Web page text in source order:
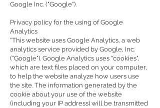
Google Inc. ("Google").
Privacy policy for the using of Google
Analytics
"This website uses Google Analytics, a web
analytics service provided by Google, Inc.
("Google"). Google Analytics uses "cookies",
which are text files placed on your computer,
to help the website analyze how users use
the site. The information generated by the
cookie about your use of the website
(including your IP address) will be transmitted